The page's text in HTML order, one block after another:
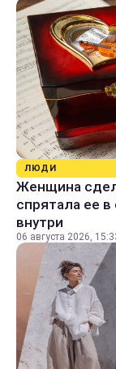
ЛЮДИ
Женщина
спрятала ее
внутри
06 августа 2026,